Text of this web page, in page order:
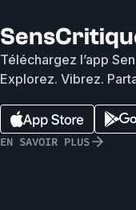
Téléchargez l’app
Explorez. Vibrez.
EN SAVOIR PLUS